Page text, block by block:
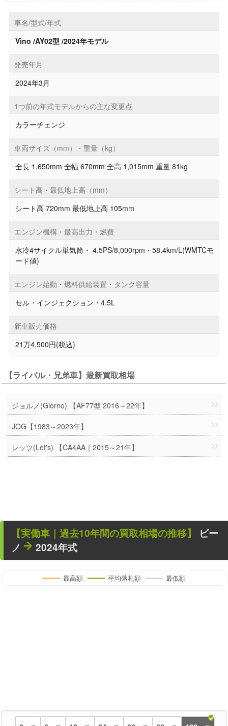
車名/型式/年式
Vino /AY02型 /2024年モデル
発売年月
2024年3月
1つ前の年式モデルからの主な変更点
カラーチェンジ
車両サイズ（mm）・重量（kg）
全長 1,650mm 全幅 670mm 全高 1,015mm 重量 81kg
シート高・最低地上高（mm）
シート高 720mm 最低地上高 105mm
エンジン機構・最高出力・燃費
水冷4サイクル単気筒・ 4.5PS/8,000rpm・58.4km/L(WMTCモ
ード値)
エンジン始動・燃料供給装置・タンク容量
セル・インジェクション・4.5L
新車販売価格
21万4,500円(税込)
【ライバル・兄弟車】最新買取相場
ジョルノ(Giorno) 【AF77型 2016～22年】
JOG【1983～2023年】
レッツ(Let's) 【CA4AA｜2015～21年】
【実働車 ｜過去10年間の買取相場の推移】
ビー
ノ
2024年式
最高額 平均落札額 最低額